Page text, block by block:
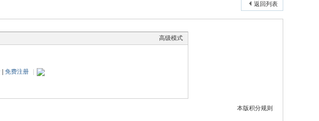
返回列表
高级模式
| 免费注册
本版积分规则